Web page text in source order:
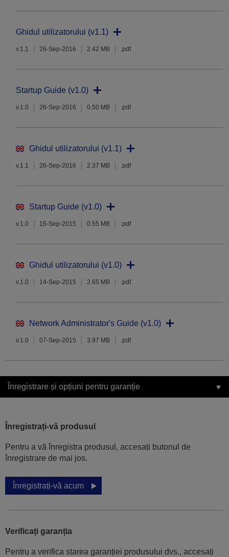
Ghidul utilizatorului (v1.1)
v.1.1 26-Sep-2016 2.42 MB .pdf
Startup Guide (v1.0)
v.1.0 26-Sep-2016 0.50 MB .pdf
Ghidul utilizatorului (v1.1)
v.1.1 26-Sep-2016 2.37 MB .pdf
Startup Guide (v1.0)
v.1.0 15-Sep-2015 0.55 MB .pdf
Ghidul utilizatorului (v1.0)
v.1.0 14-Sep-2015 2.65 MB .pdf
Network Administrator's Guide (v1.0)
v.1.0 07-Sep-2015 3.97 MB .pdf
Înregistrare și opțiuni pentru garanție
Înregistrați-vă produsul
Pentru a vă înregistra produsul, accesați butonul de
înregistrare de mai jos.
Înregistrați-vă acum
Verificați garanția
Pentru a verifica starea garanției produsului dvs., accesați